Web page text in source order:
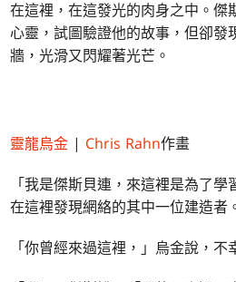
在這裡，在這發光的肉身之中。傑
心靈，試圖驗證他的故事，但卻發
牆，光滑又閃耀著光芒。
靈龍烏金 | Chris Rahn作畫
「我是傑斯貝連，來這裡是為了
在這裡發現網絡的其中一位建造者
「你曾經來過這裡，」烏金說，不